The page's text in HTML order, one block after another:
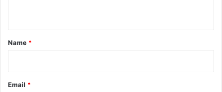
*
Name *
Email *